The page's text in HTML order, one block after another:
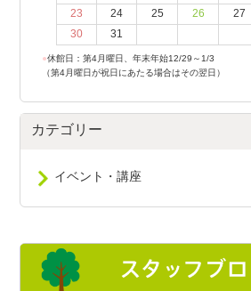
23
24 25 26 27
30
31
●休館日：第4月曜日、年末年始12/29～1/3
（第4月曜日が祝日にあたる場合はその翌日）
カテゴリー
イベント・講座